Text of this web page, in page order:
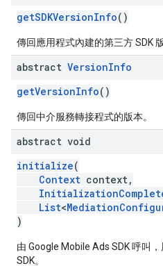
getSDKVersionInfo()
傳回應用程式內建的第三方 SDK 版
abstract VersionInfo
getVersionInfo()
傳回中介服務轉接程式的版本。
abstract void
initialize(
Context context,
List<
)
由 Google Mobile Ads SDK 呼叫
SDK。